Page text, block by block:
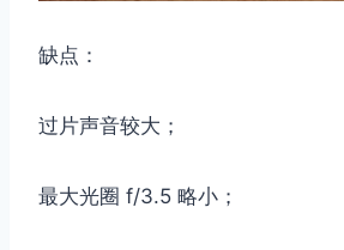
缺点：
过片声音较大；
最大光圈 f/3.5 略小；